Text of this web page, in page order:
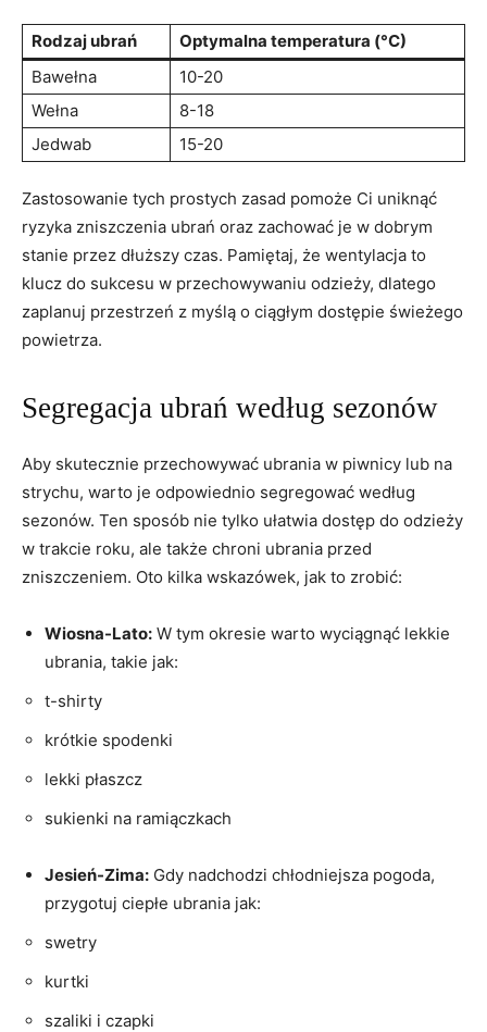
Rodzaj ubrań
Optymalna temperatura (°C)
Bawełna
10-20
Wełna
8-18
Jedwab
15-20
Zastosowanie tych prostych zasad pomoże Ci uniknąć
ryzyka zniszczenia ubrań oraz zachować je w dobrym
stanie przez dłuższy czas. Pamiętaj, że wentylacja to
klucz do sukcesu w przechowywaniu odzieży, dlatego
zaplanuj przestrzeń z myślą o ciągłym dostępie świeżego
powietrza.
Segregacja ubrań według sezonów
Aby skutecznie przechowywać ubrania w piwnicy lub na
strychu, warto je odpowiednio segregować według
sezonów. Ten sposób nie tylko ułatwia dostęp do odzieży
w trakcie roku, ale także chroni ubrania przed
zniszczeniem. Oto kilka wskazówek, jak to zrobić:
Wiosna-Lato: W tym okresie warto wyciągnąć lekkie
ubrania, takie jak:
t-shirty
krótkie spodenki
lekki płaszcz
sukienki na ramiączkach
Jesień-Zima: Gdy nadchodzi chłodniejsza pogoda,
przygotuj ciepłe ubrania jak:
swetry
kurtki
szaliki i czapki